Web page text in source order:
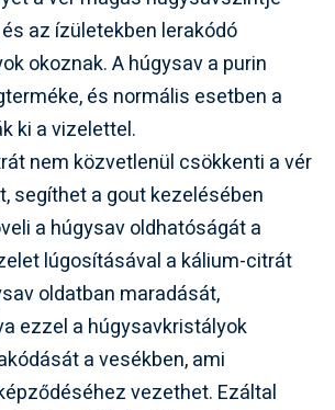
az ízületekben lerakódó
okoznak. A húgysav a purin
és normális esetben a
ki a vizelettel.
nem közvetlenül csökkenti a vér
segíthet a gout kezelésében
a húgysav oldhatóságát a
lúgosításával a kálium-citrát
oldatban maradását,
ezzel a húgysavkristályok
a vesékben, ami
vezethet. Ezáltal